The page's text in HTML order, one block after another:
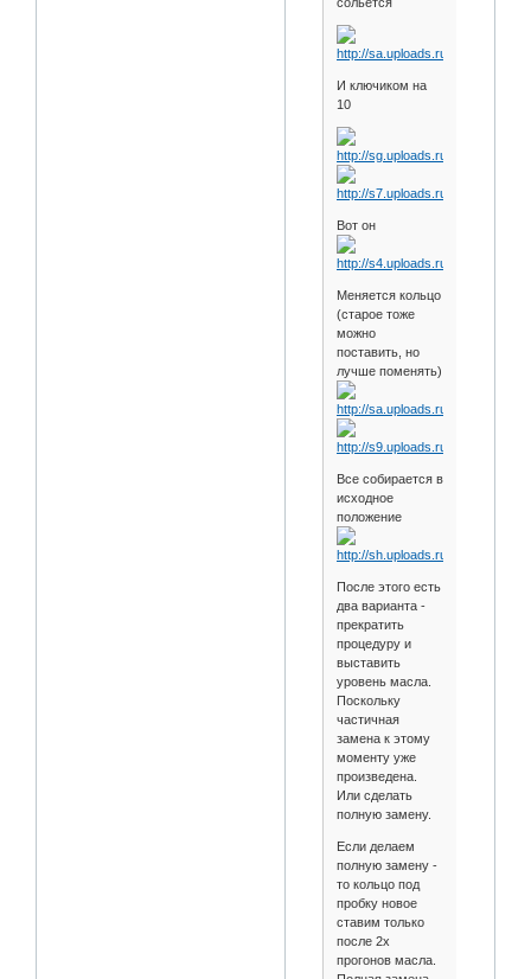
И ключиком на
10
Вот он
Меняется кольцо
(старое тоже
можно
поставить, но
лучше поменять)
Все собирается в
исходное
положение
После этого есть
два варианта -
прекратить
процедуру и
выставить
уровень масла.
Поскольку
частичная
замена к этому
моменту уже
произведена.
Или сделать
полную замену.
Если делаем
полную замену -
то кольцо под
пробку новое
ставим только
после 2х
прогонов масла.